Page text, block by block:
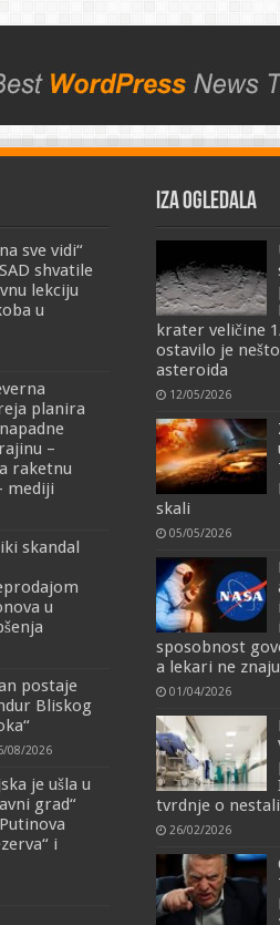
sve vidi“
shvatile
lekciju
u
planira
–
raketnu
mediji
skandal
u
postaje
Bliskog
08/2026
je ušla u
grad“
i
IZA OGLEDALA
krater veličine
ostavilo je
asteroida
12/05/2026
skali
05/05/2026
sposobnost
a lekari ne
01/04/2026
tvrdnje o
26/02/2026